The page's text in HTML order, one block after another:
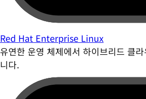
Red Hat Enterprise Linux
유연한 운영 체제에서 하이브리드 클
니다.